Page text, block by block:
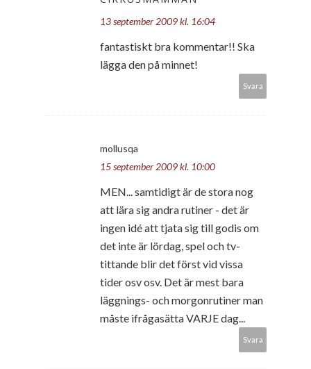
13 september 2009 kl. 16:04
fantastiskt bra kommentar!! Ska
lägga den på minnet!
Svara
mollusqa
15 september 2009 kl. 10:00
MEN... samtidigt är de stora nog
att lära sig andra rutiner - det är
ingen idé att tjata sig till godis om
det inte är lördag, spel och tv-
tittande blir det först vid vissa
tider osv osv. Det är mest bara
läggnings- och morgonrutiner man
måste ifrågasätta VARJE dag...
Svara